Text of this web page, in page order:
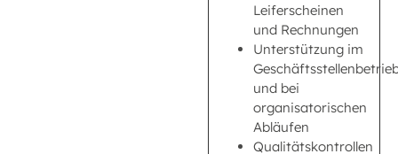
Leiferscheinen
und Rechnungen
Unterstützung im
und bei
organisatorischen
Abläufen
Qualitätskontrollen